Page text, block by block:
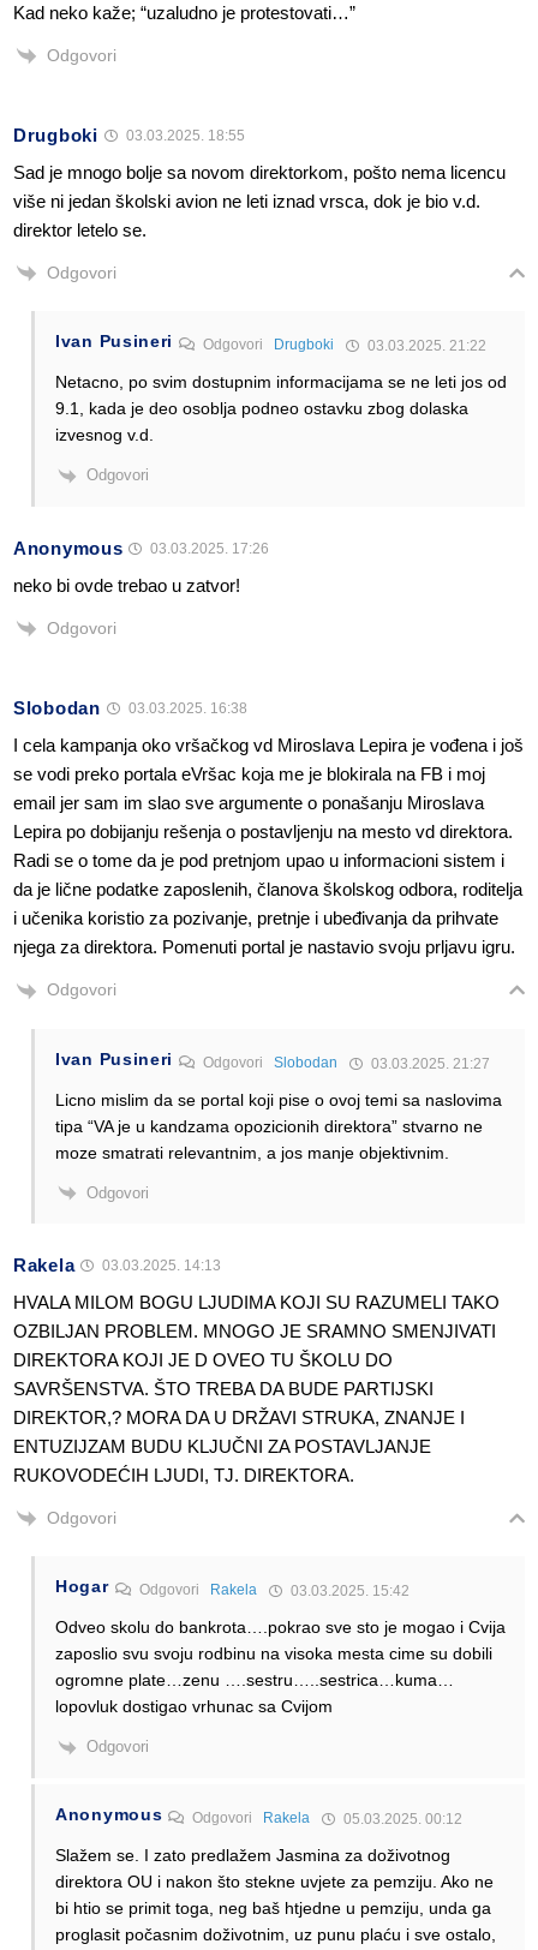
Kad neko kaže; “uzaludno je protestovati…”
Odgovori
Drugboki 03.03.2025. 18:55
Sad je mnogo bolje sa novom direktorkom, pošto nema licencu
više ni jedan školski avion ne leti iznad vrsca, dok je bio v.d.
direktor letelo se.
Odgovori
Ivan Pusineri Odgovori Drugboki 03.03.2025. 21:22
Netacno, po svim dostupnim informacijama se ne leti jos od
9.1, kada je deo osoblja podneo ostavku zbog dolaska
izvesnog v.d.
Odgovori
Anonymous 03.03.2025. 17:26
neko bi ovde trebao u zatvor!
Odgovori
Slobodan 03.03.2025. 16:38
I cela kampanja oko vršačkog vd Miroslava Lepira je vođena i još
se vodi preko portala eVršac koja me je blokirala na FB i moj
email jer sam im slao sve argumente o ponašanju Miroslava
Lepira po dobijanju rešenja o postavljenju na mesto vd direktora.
Radi se o tome da je pod pretnjom upao u informacioni sistem i
da je lične podatke zaposlenih, članova školskog odbora, roditelja
i učenika koristio za pozivanje, pretnje i ubeđivanja da prihvate
njega za direktora. Pomenuti portal je nastavio svoju prljavu igru.
Odgovori
Ivan Pusineri OdgovoriSlobodan 03.03.2025. 21:27
Licno mislim da se portal koji pise o ovoj temi sa naslovima
tipa “VA je u kandzama opozicionih direktora” stvarno ne
moze smatrati relevantnim, a jos manje objektivnim.
Odgovori
Rakela 03.03.2025. 14:13
HVALA MILOM BOGU LJUDIMA KOJI SU RAZUMELI TAKO
OZBILJAN PROBLEM. MNOGO JE SRAMNO SMENJIVATI
DIREKTORA KOJI JE D OVEO TU ŠKOLU DO
SAVRŠENSTVA. ŠTO TREBA DA BUDE PARTIJSKI
DIREKTOR,? MORA DA U DRŽAVI STRUKA, ZNANJE I
ENTUZIJZAM BUDU KLJUČNI ZA POSTAVLJANJE
RUKOVODEĆIH LJUDI, TJ. DIREKTORA.
Odgovori
Hogar Odgovori Rakela 03.03.2025. 15:42
Odveo skolu do bankrota….pokrao sve sto je mogao i Cvija
zaposlio svu svoju rodbinu na visoka mesta cime su dobili
ogromne plate…zenu ….sestru…..sestrica…kuma…
lopovluk dostigao vrhunac sa Cvijom
Odgovori
Anonymous Odgovori Rakela 05.03.2025. 00:12
Slažem se. I zato predlažem Jasmina za doživotnog
direktora OU i nakon što stekne uvjete za pemziju. Ako ne
bi htio se primit toga, neg baš htjedne u pemziju, unda ga
proglasit počasnim doživotnim, uz punu plaću i sve ostalo,